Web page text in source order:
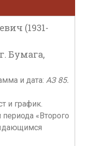
(1931-
Бумага,
и дата: АЗ 85.
и график.
«Второго